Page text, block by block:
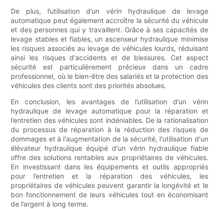
De plus, l’utilisation d’un vérin hydraulique de levage
automatique peut également accroître la sécurité du véhicule
et des personnes qui y travaillent. Grâce à ses capacités de
levage stables et fiables, un ascenseur hydraulique minimise
les risques associés au levage de véhicules lourds, réduisant
ainsi les risques d'accidents et de blessures. Cet aspect
sécurité est particulièrement précieux dans un cadre
professionnel, où le bien-être des salariés et la protection des
véhicules des clients sont des priorités absolues.
En conclusion, les avantages de l’utilisation d’un vérin
hydraulique de levage automatique pour la réparation et
l’entretien des véhicules sont indéniables. De la rationalisation
du processus de réparation à la réduction des risques de
dommages et à l'augmentation de la sécurité, l'utilisation d'un
élévateur hydraulique équipé d'un vérin hydraulique fiable
offre des solutions rentables aux propriétaires de véhicules.
En investissant dans les équipements et outils appropriés
pour l’entretien et la réparation des véhicules, les
propriétaires de véhicules peuvent garantir la longévité et le
bon fonctionnement de leurs véhicules tout en économisant
de l’argent à long terme.